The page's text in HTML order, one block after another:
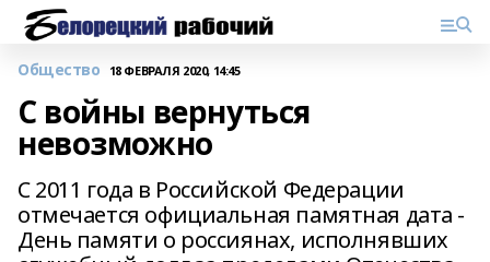
Общество 18 ФЕВРАЛЯ 2020, 14:45
С войны вернуться
невозможно
С 2011 года в Российской Федерации
отмечается официальная памятная дата -
День памяти о россиянах, исполнявших